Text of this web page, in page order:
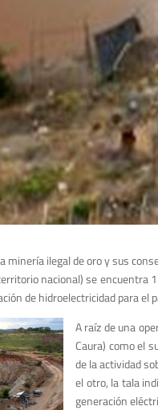
minería ilegal de oro y sus
nacional) se encuentra
de hidroelectricidad para el
A raíz de una
Caura) como el
de la actividad
el otro, la tala
generación